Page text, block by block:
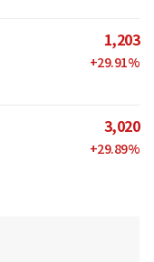
1,203
+29.91%
3,020
+29.89%